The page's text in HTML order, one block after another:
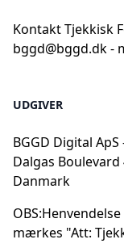
Kontakt Tjekkisk
bggd@bggd.dk-
UDGIVER
BGGD Digital ApS
Dalgas
Danmark
OBS:
mærkes "Att: